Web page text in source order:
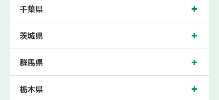
どを実施。
行徳近くの塾・個別指導塾。千葉県市川市の小学生・中学生・高校生の成績アップ
の塾・個別指導塾なら「森塾 行徳校」へ。
行徳校の住所は千葉県市川市。周辺には三井住友銀行やバーガーキングなどがござ
地域の評判を呼び、行徳駅はもちろん、近隣の妙典駅や南行徳駅からもお通いいた
だいております。無料体験受付中です！
千葉県
茨城県
群馬県
栃木県